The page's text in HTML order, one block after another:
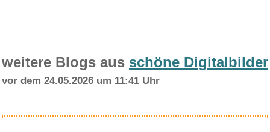
weitere Blogs aus schöne Digitalbilder
vor dem 24.05.2026 um 11:41 Uhr